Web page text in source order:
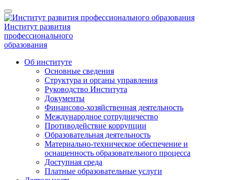
Институт развития
профессионального
образования
Об институте
Основные сведения
Структура и органы управления
Руководство Института
Документы
Финансово-хозяйственная деятельность
Международное сотрудничество
Противодействие коррупции
Образовательная деятельность
Материально-техническое обеспечение и
оснащенность образовательного процесса
Доступная среда
Платные образовательные услуги